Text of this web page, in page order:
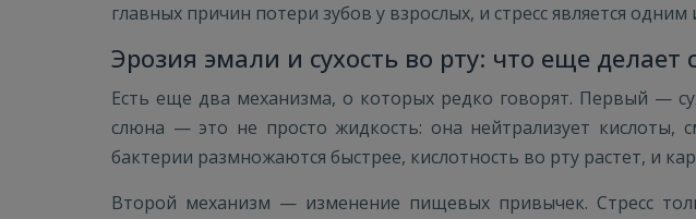
главных причин потери зубов у взрослых, и стресс является
Эрозия эмали и сухость во рту: что еще делает
Есть еще два механизма, о которых редко говорят. Первый —
слюна — это не просто жидкость: она нейтрализует кислоты,
бактерии размножаются быстрее, кислотность во рту растет, и
Второй механизм — изменение пищевых привычек. Стресс